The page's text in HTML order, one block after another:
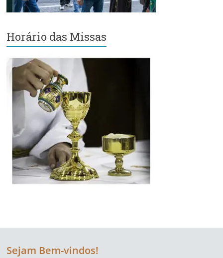
Setor
Retiro
Horário das Missas
Sejam Bem-vindos!